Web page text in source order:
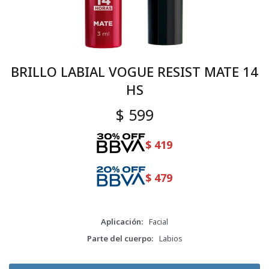
BRILLO LABIAL VOGUE RESIST MATE 14
HS
$ 599
$ 419
$ 479
Aplicación
Facial
Parte del cuerpo
Labios